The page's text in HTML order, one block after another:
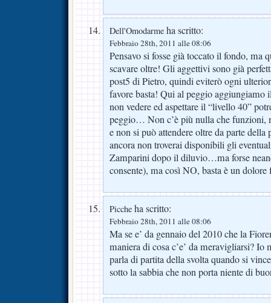
Dell'Omodarme ha scritto:
Febbraio 28th, 2011 alle 08:06
Pensavo si fosse già toccato il fondo, ma
scavare oltre! Gli aggettivi sono già
post5 di Pietro, quindi eviterò ogni
favore basta! Qui al peggio
non vedere ed aspettare il “livello 40”
peggio… Non c’è più nulla che funzioni,
e non si può attendere oltre da parte della
ancora non troverai disponibili gli
Zamparini dopo il diluvio…ma forse
consente), ma così NO, basta è un
Picche ha scritto:
Febbraio 28th, 2011 alle 08:06
Ma se e’ da gennaio del 2010 che la
maniera di cosa c’e’ da meravigliarsi?
parla di partita della svolta quando si
sotto la sabbia che non porta niente di